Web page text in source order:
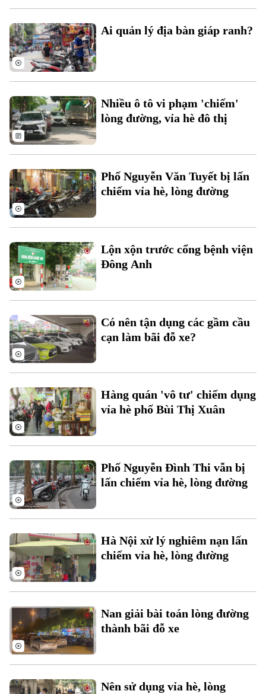
Theo dõi Hà Nội On
Tòa soạn
0865.116.699 (hotline)
Tòa soạn
0865.116.699
Bản quyền thuộc về Cơ quan Báo và Phát thanh Truyền hình Hà Nội Giấy
phép số: Số 63/GP-TTDT, cấp ngày 10/05/2023
CỦA CƠ QUAN BÁO VÀ PHÁT THANH TRUYỀN HÌNH HÀ NỘI
Ai quản lý địa bàn giáp ranh?
Nhiều ô tô vi phạm 'chiếm'
lòng đường, vỉa hè đô thị
Phố Nguyễn Văn Tuyết bị lấn
chiếm vỉa hè, lòng đường
Lộn xộn trước cổng bệnh viện
Đông Anh
Có nên tận dụng các gầm cầu
cạn làm bãi đỗ xe?
Hàng quán 'vô tư' chiếm dụng
vỉa hè phố Bùi Thị Xuân
Phố Nguyễn Đình Thi vẫn bị
lấn chiếm vỉa hè, lòng đường
Hà Nội xử lý nghiêm nạn lấn
chiếm vỉa hè, lòng đường
Nan giải bài toán lòng đường
thành bãi đỗ xe
Nên sử dụng vỉa hè, lòng